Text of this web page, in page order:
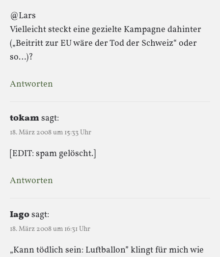
@Lars
Vielleicht steckt eine gezielte Kampagne dahinter
(„Beitritt zur EU wäre der Tod der Schweiz“ oder
so…)?
Antworten
tokamsagt:
18. März 2008 um 15:33 Uhr
[EDIT: spam gelöscht.]
Antworten
Iagosagt:
18. März 2008 um 16:31 Uhr
„Kann tödlich sein: Luftballon” klingt für mich wie